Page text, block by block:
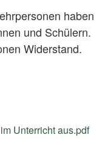
haben
und Schülern.
Widerstand.
Unterricht aus.pdf